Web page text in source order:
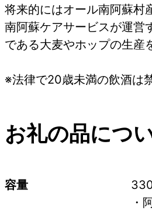
将来的にはオール南阿蘇村
南阿蘇ケアサービスが運営
である大麦やホップの生産
※法律で20歳未満の飲酒は
お礼の品につ
容量
・